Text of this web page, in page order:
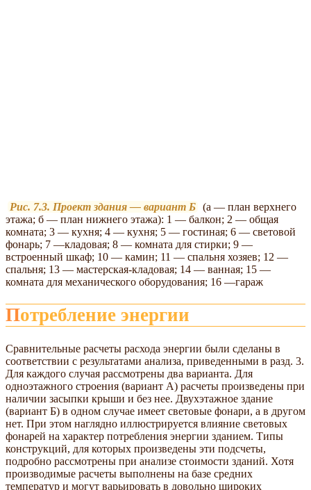
Рис. 7.3. Проект здания — вариант Б (а — план верхнего
этажа; б — план нижнего этажа): 1 — балкон; 2 — общая
комната; 3 — кухня; 4 — кухня; 5 — гостиная; 6 — световой
фонарь; 7 —кладовая; 8 — комната для стирки; 9 —
встроенный шкаф; 10 — камин; 11 — спальня хозяев; 12 —
спальня; 13 — мастерская-кладовая; 14 — ванная; 15 —
комната для механического оборудования; 16 —гараж
Потребление энергии
Сравнительные расчеты расхода энергии были сделаны в
соответствии с результатами анализа, приведенными в разд. 3.
Для каждого случая рассмотрены два варианта. Для
одноэтажного строения (вариант А) расчеты произведены при
наличии засыпки крыши и без нее. Двухэтажное здание
(вариант Б) в одном случае имеет световые фонари, а в другом
нет. При этом наглядно иллюстрируется влияние световых
фонарей на характер потребления энергии зданием. Типы
конструкций, для которых произведены эти подсчеты,
подробно рассмотрены при анализе стоимости зданий. Хотя
производимые расчеты выполнены на базе средних
температур и могут варьировать в довольно широких